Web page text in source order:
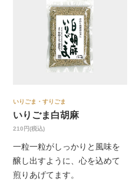
いりごま・すりごま
いりごま白胡麻
210円(税込)
一粒一粒がしっかりと風味を
醸し出すように、心を込めて
煎りあげてます。